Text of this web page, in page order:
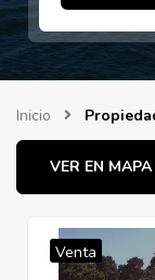
Inicio
VER EN MAPA
Venta